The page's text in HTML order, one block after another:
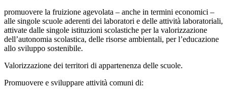
promuovere la fruizione agevolata – anche in termini economici –
alle singole scuole aderenti dei laboratori e delle attività laboratoriali,
attivate dalle singole istituzioni scolastiche per la valorizzazione
dell’autonomia scolastica, delle risorse ambientali, per l’educazione
allo sviluppo sostenibile.
Valorizzazione dei territori di appartenenza delle scuole.
Promuovere e sviluppare attività comuni di: